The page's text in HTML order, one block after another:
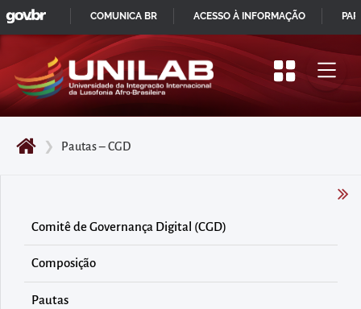
Pular
para
início
do
principal
Acessar
diretamente
o
❯ Pautas – CGD
Comitê de Governança Digital (CGD)
Composição
Pautas
IR
PARA
CONTEÚDO
GOVBR
COMUNICA BR ACESSO À INFORMAÇÃO